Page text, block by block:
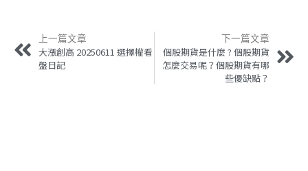
上一篇文章
大漲創高 20250611 選擇權看
盤日記
下一篇文章
個股期貨是什麼 ? 個股期貨
怎麼交易呢？個股期貨有哪
些優缺點？